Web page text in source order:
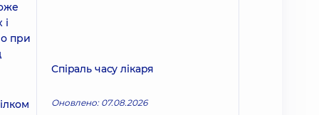
при
Спіраль часу лікаря
Оновлено: 07.08.2026